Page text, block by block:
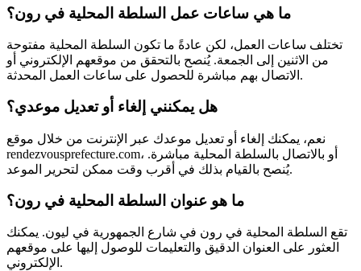
ما هي ساعات عمل السلطة المحلية في رون؟
تختلف ساعات العمل، لكن عادةً ما تكون السلطة المحلية مفتوحة
من الاثنين إلى الجمعة. يُنصح بالتحقق من موقعهم الإلكتروني أو
الاتصال بهم مباشرة للحصول على ساعات العمل المحدثة.
هل يمكنني إلغاء أو تعديل موعدي؟
نعم، يمكنك إلغاء أو تعديل موعدك عبر الإنترنت من خلال موقع
rendezvousprefecture.com، أو بالاتصال بالسلطة المحلية مباشرة.
يُنصح بالقيام بذلك في أقرب وقت ممكن لتحرير الموعد.
ما هو عنوان السلطة المحلية في رون؟
تقع السلطة المحلية في رون في شارع الجمهورية في ليون. يمكنك
العثور على العنوان الدقيق والتعليمات للوصول إليها على موقعهم
الإلكتروني.